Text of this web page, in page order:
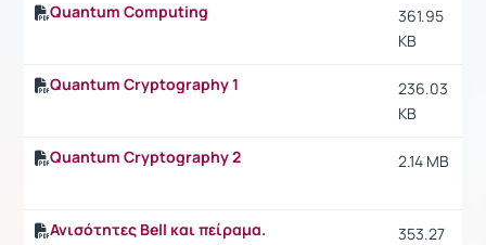
Quantum Computing
361.95
KB
Quantum Cryptography 1
236.03
KB
Quantum Cryptography 2 2.14 MB
Ανισότητες Bell και πείραμα.
353.27